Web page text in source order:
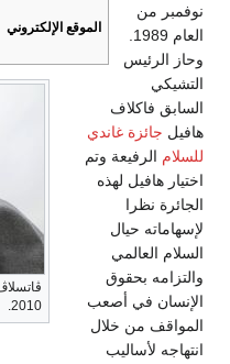
الموقع الإلكتروني
2010.
نوفمبر من
وحاز الرئيس
التشيكي
السابق فاكلاف
هافيل جائزة غاندي
للسلام الرفيعة وتم
اختيار هافيل لهذه
الجائرة نظرا
لإسهاماته حيال
السلام العالمي
والتزامه بحقوق
الإنسان في أصعب
المواقف من خلال
انتهاجه لأساليب